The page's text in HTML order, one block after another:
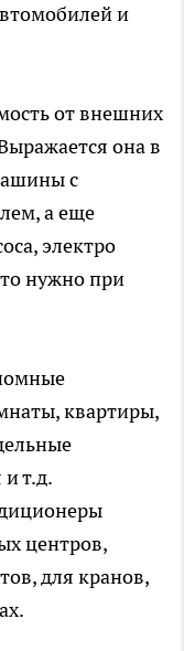
и
от внешних
она в
с
а еще
электро
нужно при
квартиры,
т.д.
центров,
для кранов,